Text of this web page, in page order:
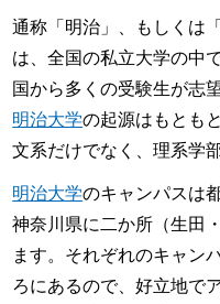
通称「明治」、もしくは
は、全国の私立大学の中
国から多くの受験生が志
明治大学の起源はもとも
文系だけでなく、理系学
明治大学のキャンパスは
神奈川県に二か所（生田
ます。それぞれのキャン
ろにあるので、好立地で